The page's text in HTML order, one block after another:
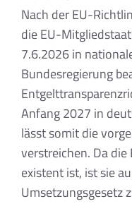
Nach der EU-
die EU-
7.6.2026 in
Bundesregierung
Anfang 2027 in
lässt somit die
verstreichen. Da
existent ist, ist sie
Umsetzungsgesetz